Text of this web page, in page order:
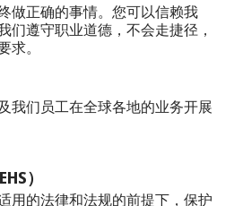
做正确的事情。您可以信赖我
们遵守职业道德，不会走捷径，
。
我们员工在全球各地的业务开展
）
用的法律和法规的前提下， 保护